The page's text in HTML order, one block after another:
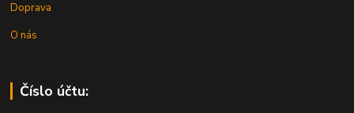
Doprava
O nás
Číslo účtu: